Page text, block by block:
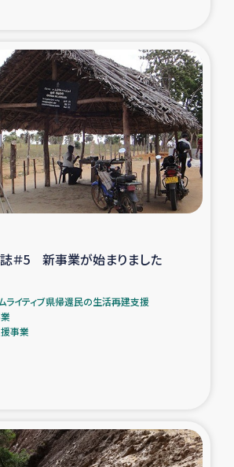
石巻市街地在宅被災者支援
復興応援隊の活動
宅生活支援・農業復興支援
漁業復興支援
経済自立支援事業
居場所づくり
の公園の緑化を通じた支援事業
誌＃5 新事業が始まりました
ライティブ県帰還民の生活再建支援
事業